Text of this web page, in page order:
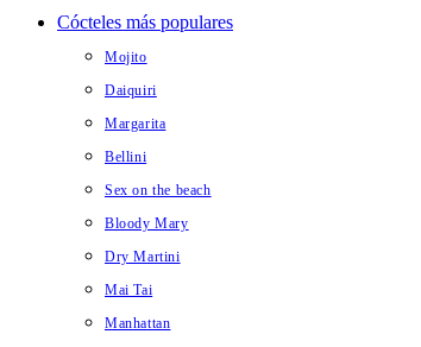
Cócteles más populares
Mojito
Daiquiri
Margarita
Bellini
Sex on the beach
Bloody Mary
Dry Martini
Mai Tai
Manhattan